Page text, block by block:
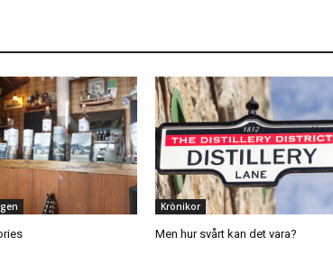
Krönikor
Men hur svårt kan det vara?